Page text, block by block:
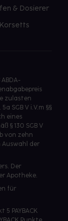
& Dosierer
zulasten
SGB V i.V.m §§
eines
§ 130 SGB V
von zehn
Auswahl der
Der
Apotheke.
für
PAYBACK